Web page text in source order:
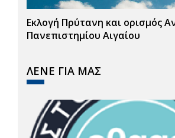
Εκλογή Πρύτανη και ορισμός
Πανεπιστημίου Αιγαίου
ΛΕΝΕ ΓΙΑ ΜΑΣ